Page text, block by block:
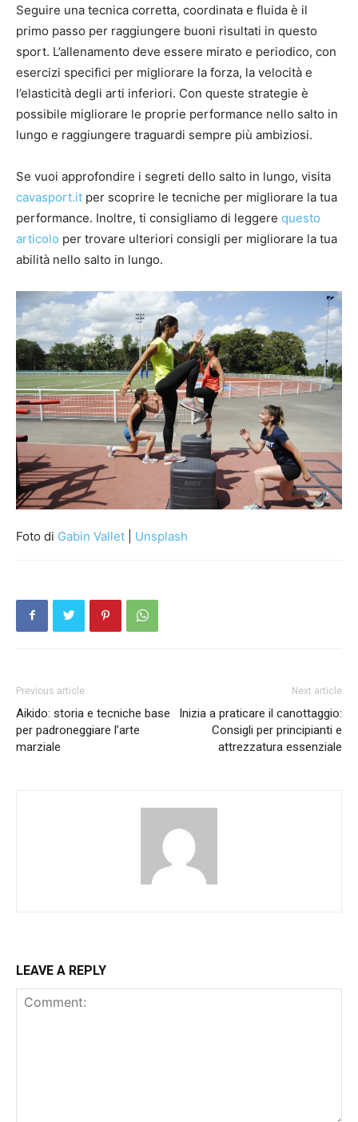
Seguire una tecnica corretta, coordinata e fluida è il
primo passo per raggiungere buoni risultati in questo
sport. L’allenamento deve essere mirato e periodico, con
esercizi specifici per migliorare la forza, la velocità e
l’elasticità degli arti inferiori. Con queste strategie è
possibile migliorare le proprie performance nello salto in
lungo e raggiungere traguardi sempre più ambiziosi.
Se vuoi approfondire i segreti dello salto in lungo, visita
cavasport.it per scoprire le tecniche per migliorare la tua
performance. Inoltre, ti consigliamo di leggere questo
articolo per trovare ulteriori consigli per migliorare la tua
abilità nello salto in lungo.
Foto di Gabin Vallet Unsplash
Previous article
Aikido: storia e tecniche base
per padroneggiare l’arte
marziale
Next article
Inizia a praticare il canottaggio:
Consigli per principianti e
attrezzatura essenziale
LEAVE A REPLY